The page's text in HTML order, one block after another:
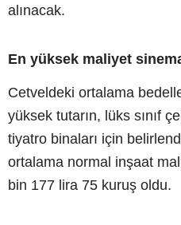
alınacak.
En yüksek maliyet
Cetveldeki ortalama
yüksek tutarın, lüks sınıf
tiyatro binaları için
ortalama normal inşaat
bin 177 lira 75 kuruş oldu.